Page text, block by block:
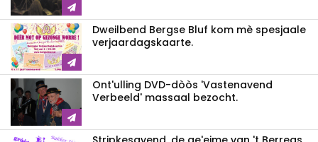
Dweilbend Bergse Bluf kom mè spesjaale
verjaardagskaarte.
Ont'ulling DVD-dòòs 'Vastenavend
Verbeeld' massaal bezocht.